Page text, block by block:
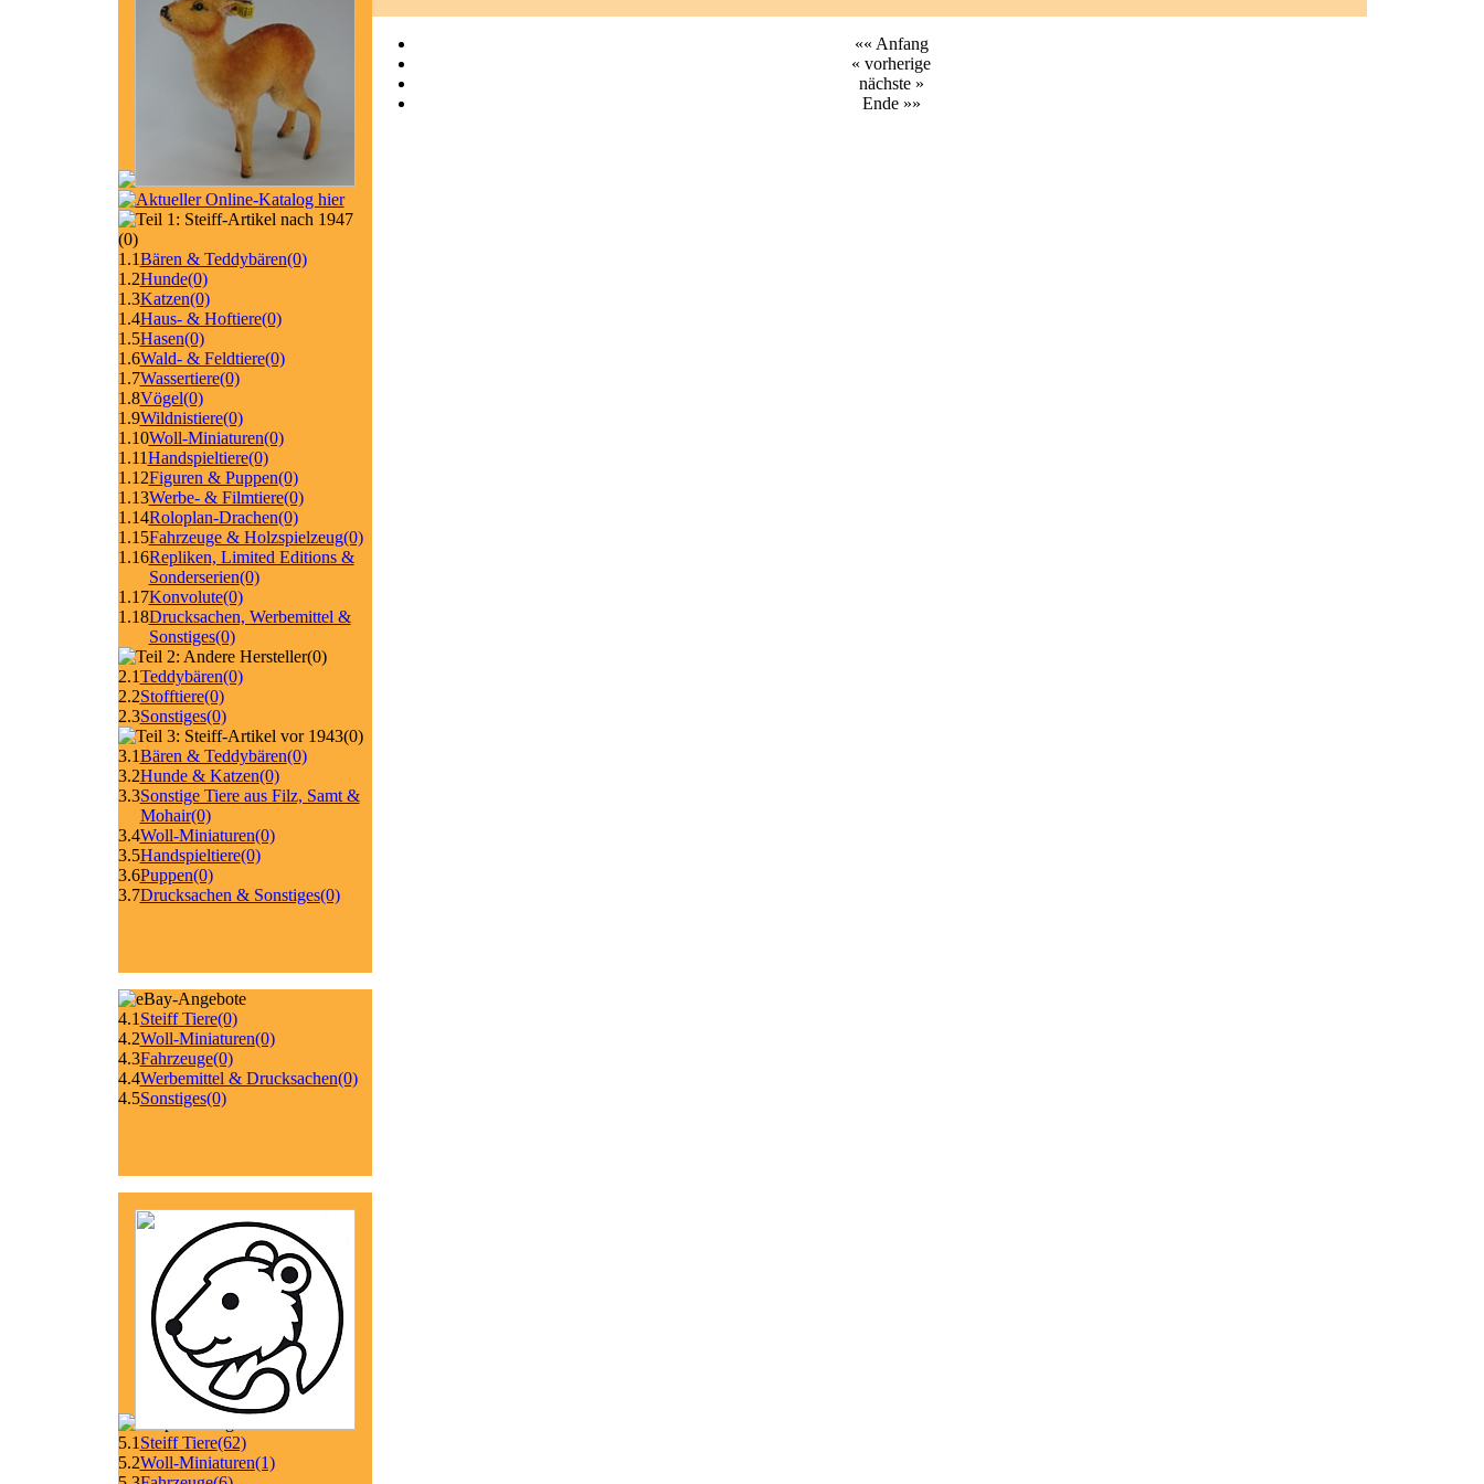
(0)
1.1Bären & Teddybären(0)
1.2Hunde(0)
1.3Katzen(0)
1.4Haus- & Hoftiere(0)
1.5Hasen(0)
1.6Wald- & Feldtiere(0)
1.7Wassertiere(0)
1.8Vögel(0)
1.9Wildnistiere(0)
1.10Woll-Miniaturen(0)
1.11Handspieltiere(0)
1.12Figuren & Puppen(0)
1.13Werbe- & Filmtiere(0)
1.14Roloplan-Drachen(0)
1.15Fahrzeuge & Holzspielzeug(0)
1.16Repliken, Limited Editions &
Sonderserien(0)
1.17Konvolute(0)
1.18Drucksachen, Werbemittel &
Sonstiges(0)
(0)
2.1Teddybären(0)
2.2Stofftiere(0)
2.3Sonstiges(0)
(0)
3.1Bären & Teddybären(0)
3.2Hunde & Katzen(0)
3.3Sonstige Tiere aus Filz, Samt &
Mohair(0)
3.4Woll-Miniaturen(0)
3.5Handspieltiere(0)
3.6Puppen(0)
3.7Drucksachen & Sonstiges(0)
4.1 Steiff Tiere(0)
4.2Woll-Miniaturen(0)
4.3Fahrzeuge(0)
4.4Werbemittel & Drucksachen(0)
4.5Sonstiges(0)
5.1 Steiff Tiere(62)
5.2Woll-Miniaturen(1)
«« Anfang
« vorherige
nächste »
Ende »»